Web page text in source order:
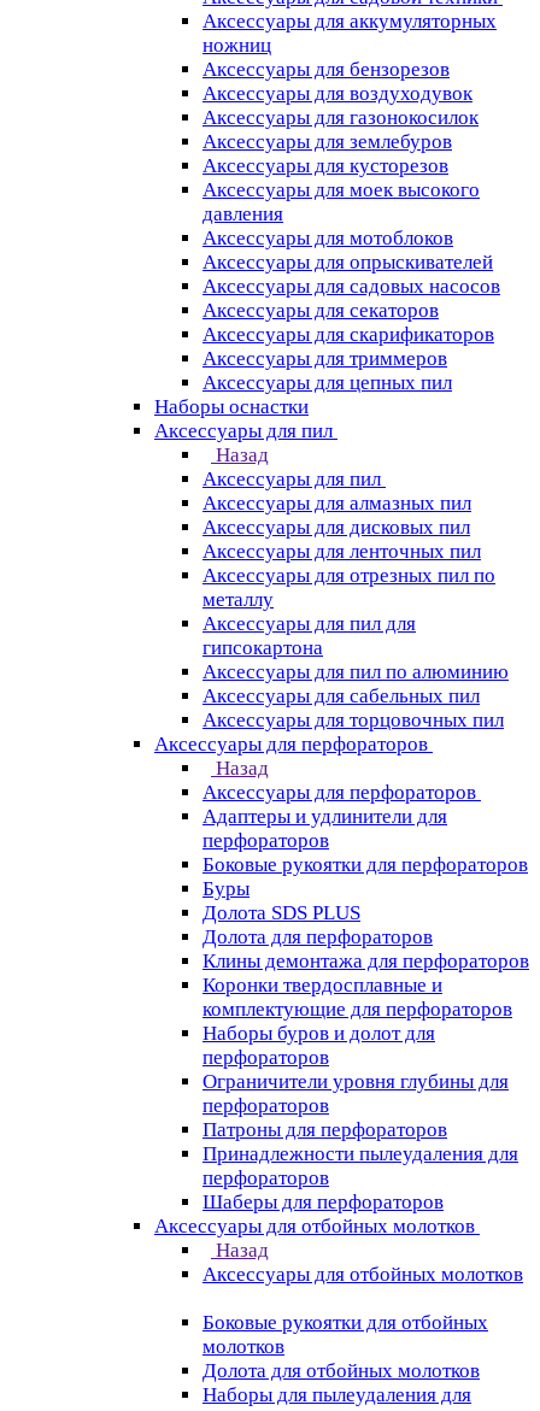
Аксессуары для аккумуляторных
ножниц
Аксессуары для бензорезов
Аксессуары для воздуходувок
Аксессуары для газонокосилок
Аксессуары для землебуров
Аксессуары для кусторезов
Аксессуары для моек высокого
давления
Аксессуары для мотоблоков
Аксессуары для опрыскивателей
Аксессуары для садовых насосов
Аксессуары для секаторов
Аксессуары для скарификаторов
Аксессуары для триммеров
Аксессуары для цепных пил
Наборы оснастки
Аксессуары для пил
Назад
Аксессуары для пил
Аксессуары для алмазных пил
Аксессуары для дисковых пил
Аксессуары для ленточных пил
Аксессуары для отрезных пил по
металлу
Аксессуары для пил для
гипсокартона
Аксессуары для пил по алюминию
Аксессуары для сабельных пил
Аксессуары для торцовочных пил
Аксессуары для перфораторов
Назад
Аксессуары для перфораторов
Адаптеры и удлинители для
перфораторов
Боковые рукоятки для перфораторов
Буры
Долота SDS PLUS
Долота для перфораторов
Клины демонтажа для перфораторов
Коронки твердосплавные и
комплектующие для перфораторов
Наборы буров и долот для
перфораторов
Ограничители уровня глубины для
перфораторов
Патроны для перфораторов
Принадлежности пылеудаления для
перфораторов
Шаберы для перфораторов
Аксессуары для отбойных молотков
Назад
Аксессуары для отбойных молотков
Боковые рукоятки для отбойных
молотков
Долота для отбойных молотков
Наборы для пылеудаления для